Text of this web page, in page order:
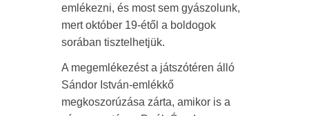
emlékezni, és most sem gyászolunk,
mert október 19-étől a boldogok
sorában tisztelhetjük.
A megemlékezést a játszótéren álló
Sándor István-emlékkő
megkoszorúzása zárta, amikor is a